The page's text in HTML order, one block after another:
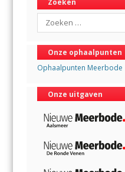
Search
Onze ophaalpunten
Ophaalpunten Meerbode
Onze uitgaven